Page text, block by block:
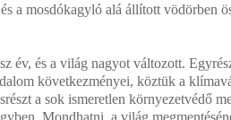
a mosdókagyló alá állított vödörben
év, és a világ nagyot változott.
következményei, köztük a
a sok ismeretlen környezetvédő
Mondhatni, a világ